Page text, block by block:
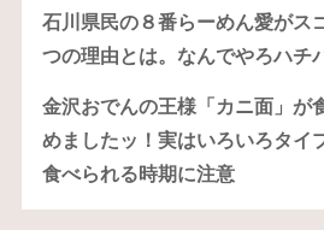
石川県民の８番らーめん愛がス
つの理由とは。なんでやろハチ
金沢おでんの王様「カニ面」が
めましたッ！実はいろいろタイ
食べられる時期に注意